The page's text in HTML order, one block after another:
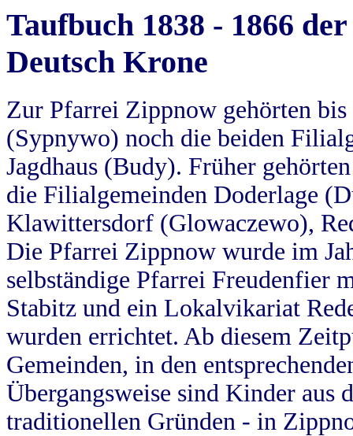
Taufbuch 1838 - 1866
Deutsch Krone
Zur Pfarrei Zippnow gehörten
(Sypnywo) noch die beiden
Jagdhaus (Budy). Früher
die Filialgemeinden Doderlage
Klawittersdorf (Glowaczewo),
Die Pfarrei Zippnow wurde im
selbständige Pfarrei Freudenfier
Stabitz und ein Lokalvikariat
wurden errichtet. Ab diesem
Gemeinden, in den
Übergangsweise sind Kinder aus
traditionellen Gründen - in